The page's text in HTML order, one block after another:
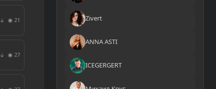
Zivert
ANNA ASTI
ICEGERGERT
↓ ◉ 21
↓ ◉ 27